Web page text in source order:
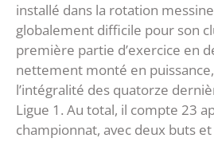
installé dans la rotation
globalement difficile pour son
première partie d’exercice en
nettement monté en
l’intégralité des quatorze
Ligue 1. Au total, il compte 23
championnat, avec deux buts